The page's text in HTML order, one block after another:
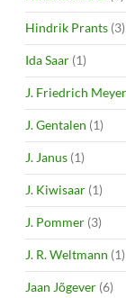
Hindrik Prants (3)
Ida Saar (1)
J. Friedrich Meyer
J. Gentalen (1)
J. Janus (1)
J. Kiwisaar (1)
J. Pommer (3)
J. R. Weltmann (1)
Jaan Jõgever (6)